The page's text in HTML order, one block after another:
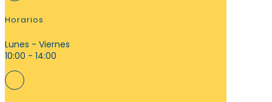
Horarios
Lunes - Viernes
10:00 - 14:00